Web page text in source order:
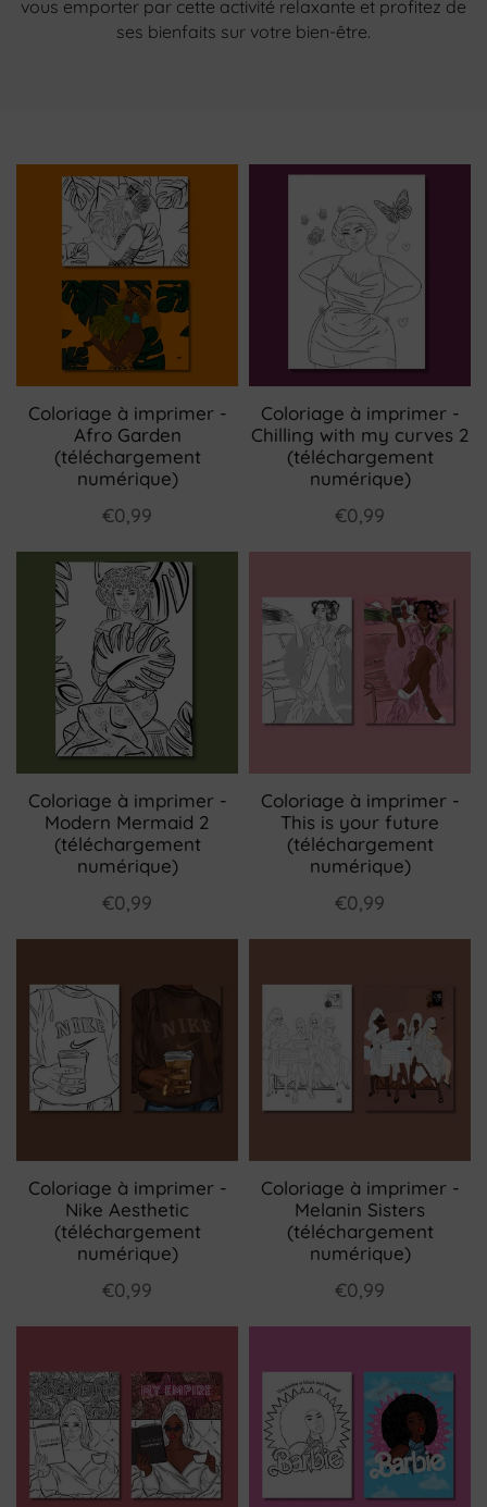
vous emporter par cette activité relaxante et profitez de
ses bienfaits sur votre bien-être.
Coloriage à imprimer -
Afro Garden
(téléchargement
numérique)
€0,99
Coloriage à imprimer -
Chilling with my curves 2
(téléchargement
numérique)
€0,99
Coloriage à imprimer -
Modern Mermaid 2
(téléchargement
numérique)
€0,99
Coloriage à imprimer -
This is your future
(téléchargement
numérique)
€0,99
Coloriage à imprimer -
Nike Aesthetic
(téléchargement
numérique)
€0,99
Coloriage à imprimer -
Melanin Sisters
(téléchargement
numérique)
€0,99